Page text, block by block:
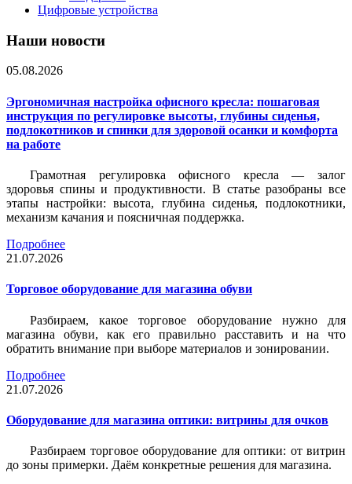
Цифровые устройства
Наши новости
05.08.2026
Эргономичная настройка офисного кресла: пошаговая
инструкция по регулировке высоты, глубины сиденья,
подлокотников и спинки для здоровой осанки и комфорта
на работе
Грамотная регулировка офисного кресла — залог
здоровья спины и продуктивности. В статье разобраны все
этапы настройки: высота, глубина сиденья, подлокотники,
механизм качания и поясничная поддержка.
Подробнее
21.07.2026
Торговое оборудование для магазина обуви
Разбираем, какое торговое оборудование нужно для
магазина обуви, как его правильно расставить и на что
обратить внимание при выборе материалов и зонировании.
Подробнее
21.07.2026
Оборудование для магазина оптики: витрины для очков
Разбираем торговое оборудование для оптики: от витрин
до зоны примерки. Даём конкретные решения для магазина.